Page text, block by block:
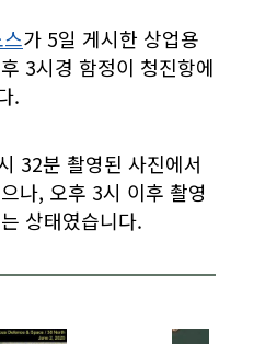
가 5일 게시한 상업용
3시경 함정이 청진항에
.
32분 촬영된 사진에서
나, 오후 3시 이후 촬영
상태였습니다.